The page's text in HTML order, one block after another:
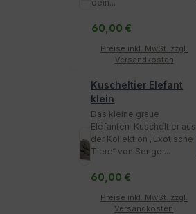
dein...
60,00 €
Preise inkl. MwSt. zzgl.
Versandkosten
Kuscheltier Elefant
klein
Das kleine graue
Elefanten-Kuscheltier aus
der Kollektion „Exotische
Tiere“ von Senger...
60,00 €
Preise inkl. MwSt. zzgl.
Versandkosten